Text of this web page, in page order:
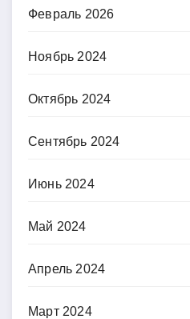
Февраль 2026
Ноябрь 2024
Октябрь 2024
Сентябрь 2024
Июнь 2024
Май 2024
Апрель 2024
Март 2024